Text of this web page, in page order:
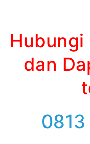
Hubungi
dan